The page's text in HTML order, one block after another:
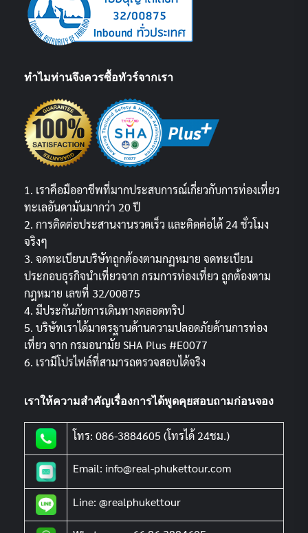
ทำไมท่านจึงควรซื้อทัวร์จากเรา
1. เราคือมืออาชีพที่มากประสบการณ์เกี่ยวกับการท่องเที่ยว
ทะเลอันดามันมากว่า 20 ปี
2. การติดต่อประสานงานรวดเร็ว และติดต่อได้ 24 ชั่วโมง
จริงๆ
3. จดทะเบียนบริษัทถูกต้องตามกฏหมาย จดทะเบียน
ประกอบธุรกิจนำเที่ยวจาก กรมการท่องเที่ยว ถูกต้องตาม
กฎหมาย เลขที่ 32/00875
4. มีประกันภัยการเดินทางตลอดทริป
5. บริษัทเราได้มาตรฐานด้านความปลอดภัยด้านการท่อง
เที่ยว จาก กรมอนามัย SHA Plus #E0077
6. เรามีโปรไฟล์ที่สามารถตรวจสอบได้จริง
เราให้ความสำคัญเรื่องการได้พูดคุยสอบถามก่อนจอง
โทร: 086-3884605 (โทรได้ 24ชม.)
Email: info@real-phukettour.com
Line: @realphukettour